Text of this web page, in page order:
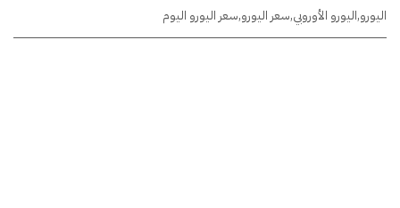
اليورو,اليورو الأوروبي,سعر اليورو,سعر اليورو اليوم